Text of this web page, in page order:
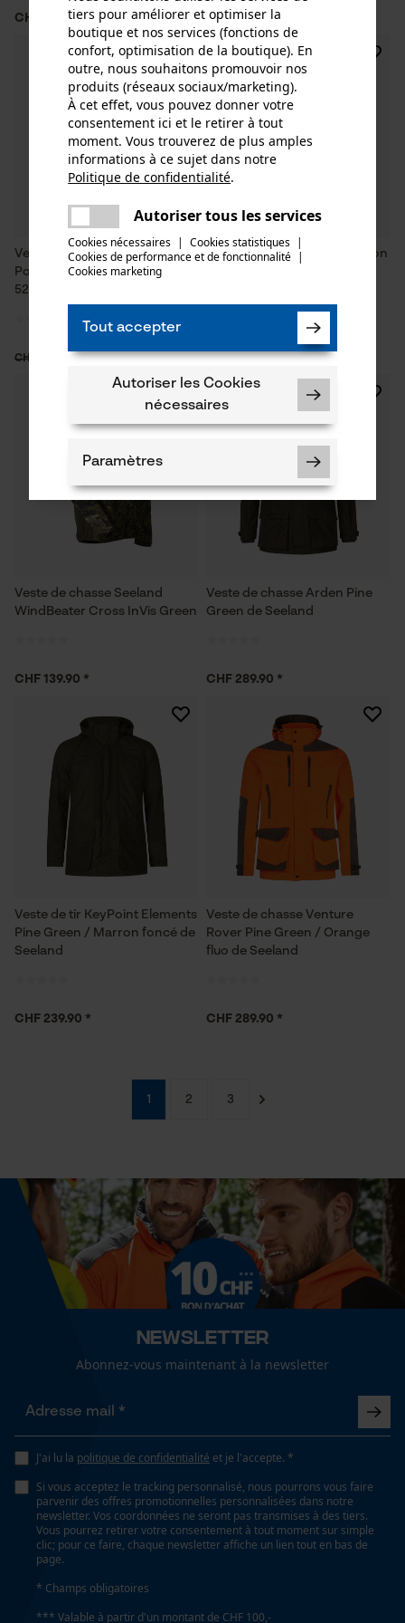
CHF 179.90 * CHF 89.90 *
Veste de chasse Seeland Key-
Point Active II Pine Green taille
52
CHF 209.90 CHF 125.94 *
Veste de chasse Helt II marron
CHF 299.90 *
Veste de chasse Seeland
WindBeater Cross InVis Green
CHF 139.90 *
Veste de chasse Arden Pine
Green de Seeland
CHF 289.90 *
Veste de tir KeyPoint Elements
Pine Green / Marron foncé de
Seeland
CHF 239.90 *
Veste de chasse Venture
Rover Pine Green / Orange
fluo de Seeland
CHF 289.90 *
1 2 3
Newsletter
Abonnez-vous maintenant à la newsletter
J'ai lu la politique de confidentialité et je l'accepte. *
Si vous acceptez le tracking personnalisé, nous pourrons vous faire
parvenir des offres promotionnelles personnalisées dans notre
newsletter. Vos coordonnées ne seront pas transmises à des tiers.
Vous pourrez retirer votre consentement à tout moment sur simple
clic; pour ce faire, chaque newsletter affiche un lien tout en bas de
page.
* Champs obligatoires
*** Valable à partir d'un montant de CHF 100,-
tiers pour améliorer et optimiser la
boutique et nos services (fonctions de
confort, optimisation de la boutique). En
outre, nous souhaitons promouvoir nos
produits (réseaux sociaux/marketing).
À cet effet, vous pouvez donner votre
consentement ici et le retirer à tout
moment. Vous trouverez de plus amples
informations à ce sujet dans notre
Politique de confidentialité.
Autoriser tous les services
Cookies nécessaires | Cookies statistiques |
Cookies de performance et de fonctionnalité |
Cookies marketing
Tout accepter
Autoriser les Cookies
nécessaires
Paramètres
Vérifier linstallation de cookies
ID de session
Sauvegarder les préférences
pour traitement des données
Econda Tag Manager
Cookies statistiques
Econda Analytics
Cookies de performance et de
fonctionnalité
Loop54 Personalization
Page d'accueil personnalisée
Panier sauvegardé
Salutation personnelle
Géo-IP et détection des
Vidéos YouTube
Cookies marketing
Microsoft Advertising Universal
Une erreur s'est produite. Veuillez
essayer encore.
partager
partager
mail